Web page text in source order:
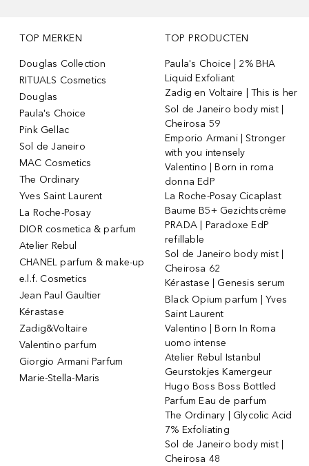
TOP MERKEN
Douglas Collection
RITUALS Cosmetics
Douglas
Paula's Choice
Pink Gellac
Sol de Janeiro
MAC Cosmetics
The Ordinary
Yves Saint Laurent
La Roche-Posay
DIOR cosmetica & parfum
Atelier Rebul
CHANEL parfum & make-up
e.l.f. Cosmetics
Jean Paul Gaultier
Kérastase
Zadig&Voltaire
Valentino parfum
Giorgio Armani Parfum
Marie-Stella-Maris
TOP PRODUCTEN
Paula's Choice | 2% BHA
Liquid Exfoliant
Zadig en Voltaire | This is her
Sol de Janeiro body mist |
Cheirosa 59
Emporio Armani | Stronger
with you intensely
Valentino | Born in roma
donna EdP
La Roche-Posay Cicaplast
Baume B5+ Gezichtscrème
PRADA | Paradoxe EdP
refillable
Sol de Janeiro body mist |
Cheirosa 62
Kérastase | Genesis serum
Black Opium parfum | Yves
Saint Laurent
Valentino | Born In Roma
uomo intense
Atelier Rebul Istanbul
Geurstokjes Kamergeur
Hugo Boss Boss Bottled
Parfum Eau de parfum
The Ordinary | Glycolic Acid
7% Exfoliating
Sol de Janeiro body mist |
Cheirosa 48